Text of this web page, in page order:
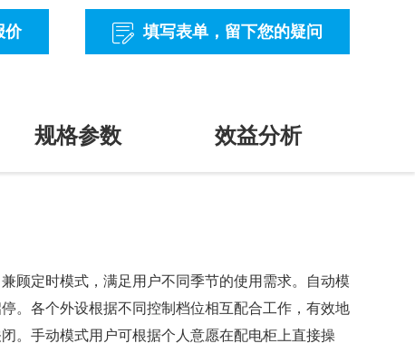
价 填写表单 ，留下您的疑问
规格参数 效益分析
顾定时模式，满足用户不同季节的使用需求。自动模
。各个外设根据不同控制档位相互配合工作，有效地
。手动模式用户可根据个人意愿在配电柜上直接操